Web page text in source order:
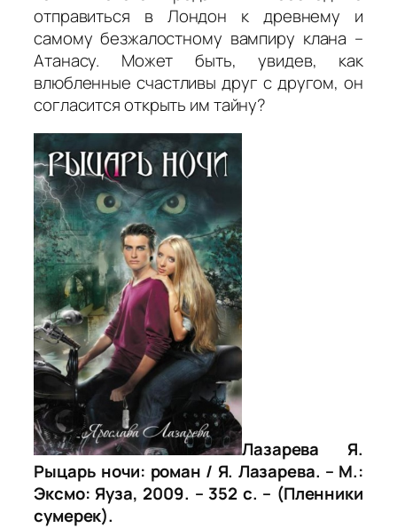
отправиться в Лондон к древнему и
самому безжалостному вампиру клана –
Атанасу. Может быть, увидев, как
влюбленные счастливы друг с другом, он
согласится открыть им тайну?
Лазарева Я.
Рыцарь ночи: роман / Я. Лазарева. – М.:
Эксмо: Яуза, 2009. – 352 с. – (Пленники
сумерек).